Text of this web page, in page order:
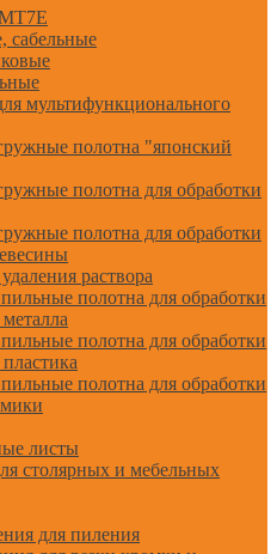
сабельные
мультифункционального
полотна "японский
полотна для обработки
полотна для обработки
раствора
полотна для обработки
полотна для обработки
полотна для обработки
листы
столярных и мебельных
для пиления